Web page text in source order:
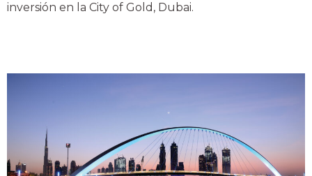
inversión en la City of Gold, Dubai.